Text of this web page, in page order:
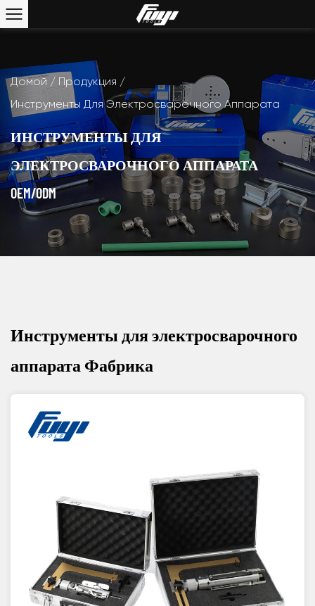
Домой / Продукция /
Инструменты Для Электросварочного Аппарата
ИНСТРУМЕНТЫ ДЛЯ
ЭЛЕКТРОСВАРОЧНОГО АППАРАТА
OEM/ODM
Инструменты для электросварочного
аппарата Фабрика